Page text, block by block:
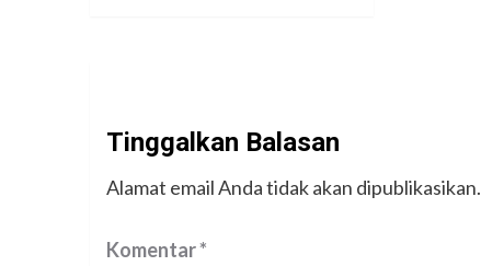
Tinggalkan Balasan
Alamat email Anda tidak akan dipublikasikan.
Komentar*